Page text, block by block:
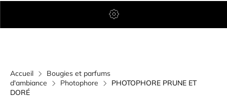
Accueil
Bougies et parfums
d'ambiance
Photophore
PHOTOPHORE PRUNE ET
DORÉ